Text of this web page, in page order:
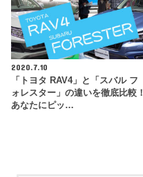
2020.7.10
「トヨタ RAV4」と「スバル フ
ォレスター」の違いを徹底比較！
あなたにピッ…